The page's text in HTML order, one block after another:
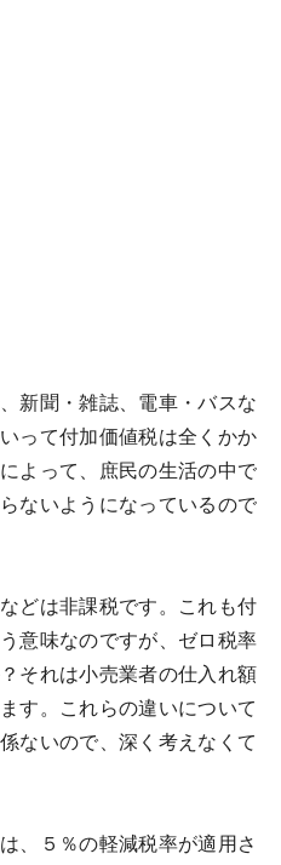
新聞・雑誌、電車・バスな
って付加価値税は全くかか
よって、庶民の生活の中で
ないようになっているので
どは非課税です。これも付
意味なのですが、ゼロ税率
それは小売業者の仕入れ額
す。これらの違いについて
ないので、深く考えなくて
、５％の軽減税率が適用さ